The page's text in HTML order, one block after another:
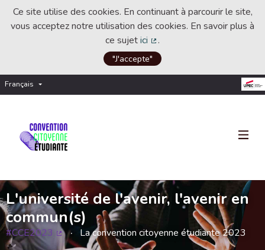
Ce site utilise des cookies. En continuant à parcourir le site,
vous acceptez notre utilisation des cookies. En savoir plus à
ce sujetici
(Lien externe)
.
"J'accepte"
Français Choisir la langue
L'université de l'avenir, l'avenir en
commun(s)
#CCE2023
(Lien externe)
La convention citoyenne étudiante 2023